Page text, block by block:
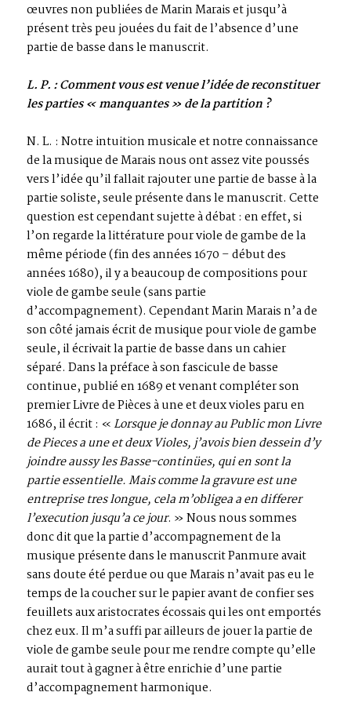
œuvres non publiées de Marin Marais et jusqu’à
présent très peu jouées du fait de l’absence d’une
partie de basse dans le manuscrit.
L. P. : Comment vous est venue l’idée de reconstituer
les parties « manquantes » de la partition ?
N. L. : Notre intuition musicale et notre connaissance
de la musique de Marais nous ont assez vite poussés
vers l’idée qu’il fallait rajouter une partie de basse à la
partie soliste, seule présente dans le manuscrit. Cette
question est cependant sujette à débat : en effet, si
l’on regarde la littérature pour viole de gambe de la
même période (fin des années 1670 – début des
années 1680), il y a beaucoup de compositions pour
viole de gambe seule (sans partie
d’accompagnement). Cependant Marin Marais n’a de
son côté jamais écrit de musique pour viole de gambe
seule, il écrivait la partie de basse dans un cahier
séparé. Dans la préface à son fascicule de basse
continue, publié en 1689 et venant compléter son
premier Livre de Pièces à une et deux violes paru en
1686, il écrit : «Lorsque je donnay au Public mon Livre
de Pieces a une et deux Violes, j’avois bien dessein d’y
joindre aussy les Basse-continües, qui en sont la
partie essentielle. Mais comme la gravure est une
entreprise tres longue, cela m’obligea a en differer
l’execution jusqu’a ce jour. » Nous nous sommes
donc dit que la partie d’accompagnement de la
musique présente dans le manuscrit Panmure avait
sans doute été perdue ou que Marais n’avait pas eu le
temps de la coucher sur le papier avant de confier ses
feuillets aux aristocrates écossais qui les ont emportés
chez eux. Il m’a suffi par ailleurs de jouer la partie de
viole de gambe seule pour me rendre compte qu’elle
aurait tout à gagner à être enrichie d’une partie
d’accompagnement harmonique.